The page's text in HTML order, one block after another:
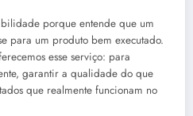
porque entende que um
para um produto bem executado.
esse serviço: para
garantir a qualidade do que
que realmente funcionam no